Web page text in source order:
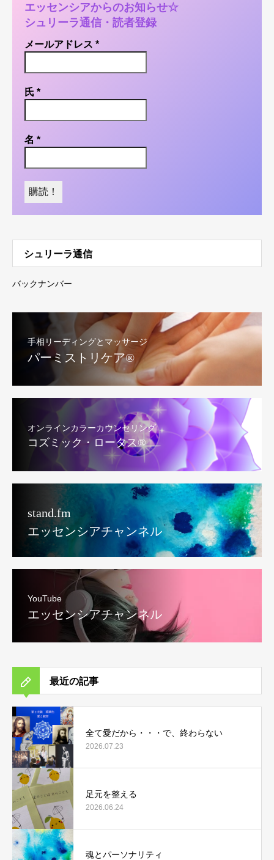
エッセンシアからのお知らせ☆
シュリーラ通信・読者登録
メールアドレス *
氏 *
名 *
シュリーラ通信
バックナンバー
手相リーディングとマッサージ
パーミストリケア®︎
オンラインカラーカウンセリング
コズミック・ロータス®︎
stand.fm
エッセンシアチャンネル
YouTube
エッセンシアチャンネル
最近の記事
全て愛だから・・・で、終わらない
2026.07.23
足元を整える
2026.06.24
魂とパーソナリティ